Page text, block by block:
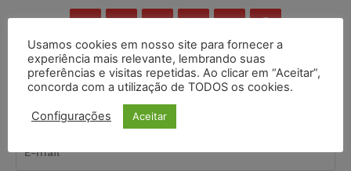
Inscreva-se
Usamos cookies em nosso site para fornecer a
experiência mais relevante, lembrando suas
preferências e visitas repetidas. Ao clicar em “Aceitar”,
concorda com a utilização de TODOS os cookies.
Configurações Aceitar